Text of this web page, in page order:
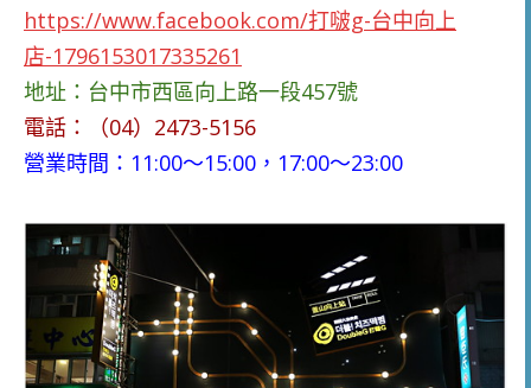
https://www.facebook.com/打啵g-台中向上
店-1796153017335261
地址：台中市西區向上路一段457號
電話：（04）2473-5156
營業時間：11:00～15:00，17:00～23:00